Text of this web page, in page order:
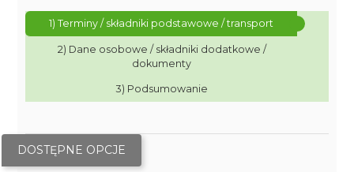
1) Terminy / składniki podstawowe / transport
2) Dane osobowe / składniki dodatkowe /
dokumenty
3) Podsumowanie
DOSTĘPNE OPCJE